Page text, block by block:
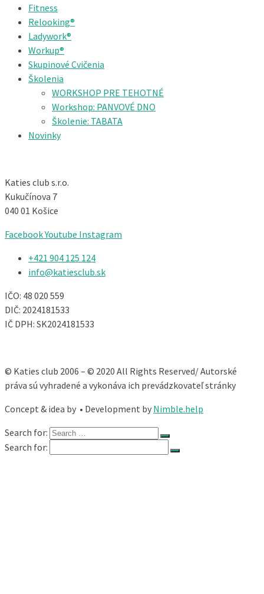
Fitness
Relooking®
Ladywork®
Workup®
Skupinové Cvičenia
Školenia
WORKSHOP PRE TEHOTNÉ
Workshop: PANVOVÉ DNO
Školenie: TABATA
Novinky
Katies club s.r.o.
Kukučínova 7
040 01 Košice
FacebookYoutube Instagram
+421 904 125 124​
info@katiesclub.sk
IČO: 48 020 559
DIČ: 2024181533
IČ DPH: SK2024181533
© Katies club 2006 – © 2020 All Rights Reserved/ Autorské
práva sú vyhradené a vykonáva ich prevádzkovateľ stránky
Concept & idea by • Development by Nimble.help
Search for:
Search for: